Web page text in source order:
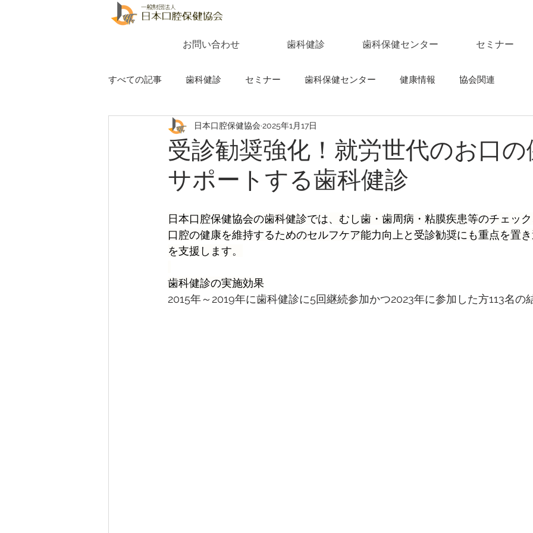
お問い合わせ 歯科健診 歯科保健センター セミナー
すべての記事 歯科健診 セミナー 歯科保健センター 健康情報 協会関連
受診勧奨強化！就労世代のお口
サポートする歯科健診
日本口腔保健協会 2025年1月17日
日本口腔保健協会の歯科健診では、むし歯・歯周病・粘膜疾患等のチェッ
口腔の健康を維持するためのセルフケア能力向上と受診勧奨にも重点を置
を支援します。
歯科健診の実施効果
2015年～2019年に歯科健診に5回継続参加かつ2023年に参加した方113名の